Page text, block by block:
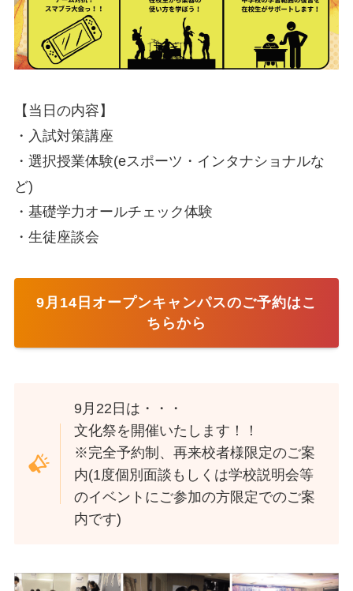
【当日の内容】
・入試対策講座
・選択授業体験(eスポーツ・インタナショナルな
ど)
・基礎学力オールチェック体験
・生徒座談会
9月14日オープンキャンパスのご予約はこ
ちらから
9月22日は・・・
文化祭を開催いたします！！
※完全予約制、再来校者様限定のご案
内(1度個別面談もしくは学校説明会等
のイベントにご参加の方限定でのご案
内です)